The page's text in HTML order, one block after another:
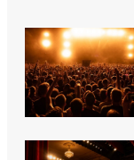
Apteki